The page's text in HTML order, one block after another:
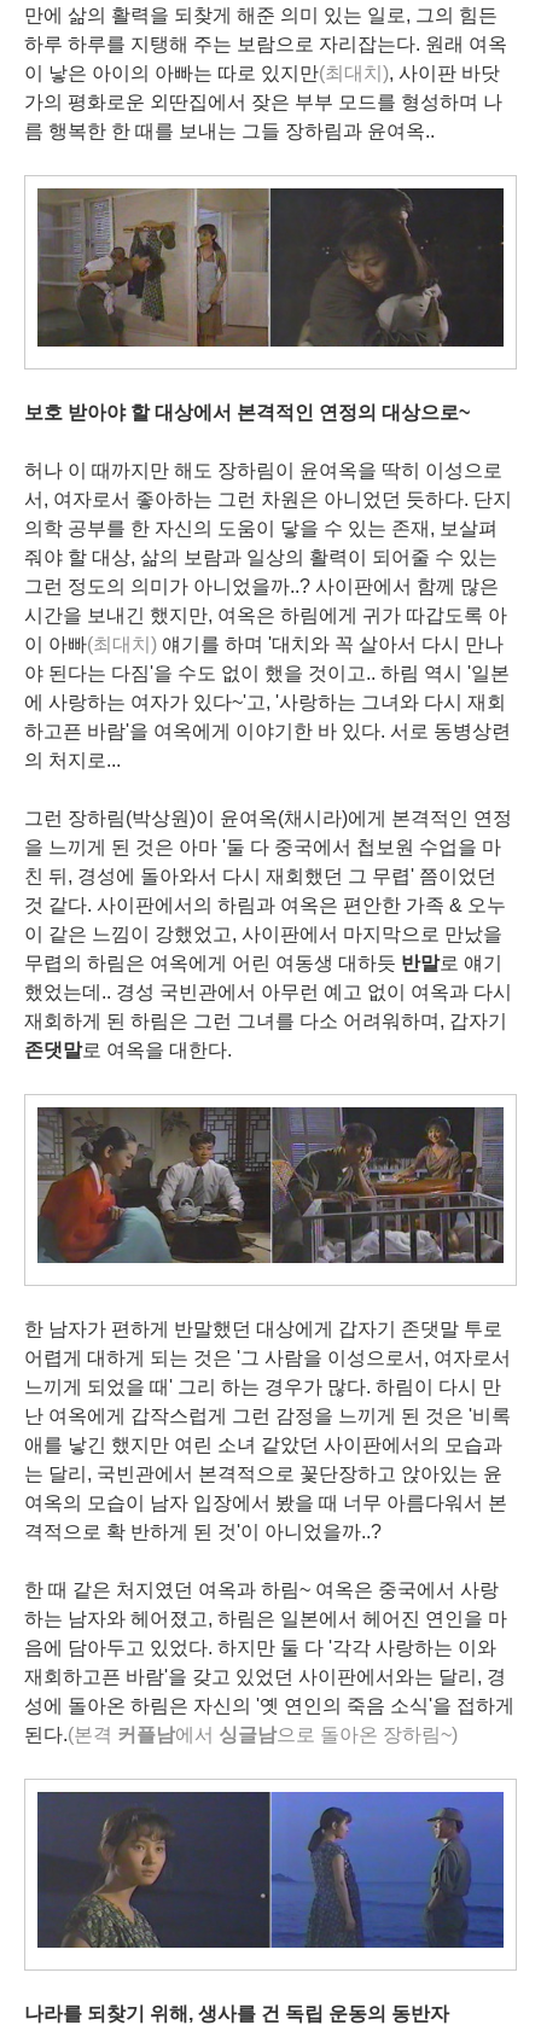
만에 삶의 활력을 되찾게 해준 의미 있는 일로, 그의 힘든
하루 하루를 지탱해 주는 보람으로 자리잡는다. 원래 여옥
이 낳은 아이의 아빠는 따로 있지만(최대치), 사이판 바닷
가의 평화로운 외딴집에서 잦은 부부 모드를 형성하며 나
름 행복한 한 때를 보내는 그들 장하림과 윤여옥..
보호 받아야 할 대상에서 본격적인 연정의 대상으로~
허나 이 때까지만 해도 장하림이 윤여옥을 딱히 이성으로
서, 여자로서 좋아하는 그런 차원은 아니었던 듯하다. 단지
의학 공부를 한 자신의 도움이 닿을 수 있는 존재, 보살펴
줘야 할 대상, 삶의 보람과 일상의 활력이 되어줄 수 있는
그런 정도의 의미가 아니었을까..? 사이판에서 함께 많은
시간을 보내긴 했지만, 여옥은 하림에게 귀가 따갑도록 아
이 아빠(최대치) 얘기를 하며 '대치와 꼭 살아서 다시 만나
야 된다는 다짐'을 수도 없이 했을 것이고.. 하림 역시 '일본
에 사랑하는 여자가 있다~'고, '사랑하는 그녀와 다시 재회
하고픈 바람'을 여옥에게 이야기한 바 있다. 서로 동병상련
의 처지로...
그런 장하림(박상원)이 윤여옥(채시라)에게 본격적인 연정
을 느끼게 된 것은 아마 '둘 다 중국에서 첩보원 수업을 마
친 뒤, 경성에 돌아와서 다시 재회했던 그 무렵' 쯤이었던
것 같다. 사이판에서의 하림과 여옥은 편안한 가족 & 오누
이 같은 느낌이 강했었고, 사이판에서 마지막으로 만났을
무렵의 하림은 여옥에게 어린 여동생 대하듯 반말로 얘기
했었는데.. 경성 국빈관에서 아무런 예고 없이 여옥과 다시
재회하게 된 하림은 그런 그녀를 다소 어려워하며, 갑자기
존댓말로 여옥을 대한다.
한 남자가 편하게 반말했던 대상에게 갑자기 존댓말 투로
어렵게 대하게 되는 것은 '그 사람을 이성으로서, 여자로서
느끼게 되었을 때' 그리 하는 경우가 많다. 하림이 다시 만
난 여옥에게 갑작스럽게 그런 감정을 느끼게 된 것은 '비록
애를 낳긴 했지만 여린 소녀 같았던 사이판에서의 모습과
는 달리, 국빈관에서 본격적으로 꽃단장하고 앉아있는 윤
여옥의 모습이 남자 입장에서 봤을 때 너무 아름다워서 본
격적으로 확 반하게 된 것'이 아니었을까..?
한 때 같은 처지였던 여옥과 하림~ 여옥은 중국에서 사랑
하는 남자와 헤어졌고, 하림은 일본에서 헤어진 연인을 마
음에 담아두고 있었다. 하지만 둘 다 '각각 사랑하는 이와
재회하고픈 바람'을 갖고 있었던 사이판에서와는 달리, 경
성에 돌아온 하림은 자신의 '옛 연인의 죽음 소식'을 접하게
된다.(본격 커플남에서 싱글남으로 돌아온 장하림~)
나라를 되찾기 위해, 생사를 건 독립 운동의 동반자